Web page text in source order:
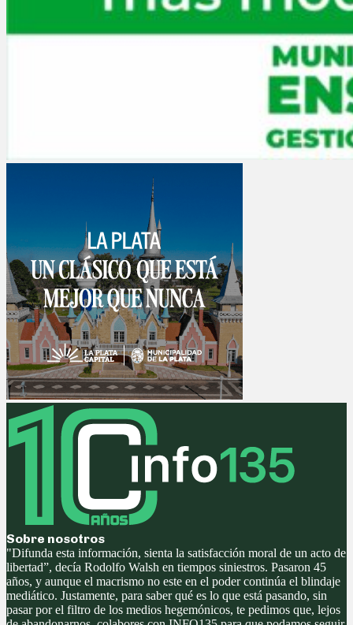
Sobre nosotros
"Difunda esta información, sienta la satisfacción moral de un acto de
libertad”, decía Rodolfo Walsh en tiempos siniestros. Pasaron 45
años, y aunque el macrismo no este en el poder continúa el blindaje
mediático. Justamente, para saber qué es lo que está pasando, sin
pasar por el filtro de los medios hegemónicos, te pedimos que, lejos